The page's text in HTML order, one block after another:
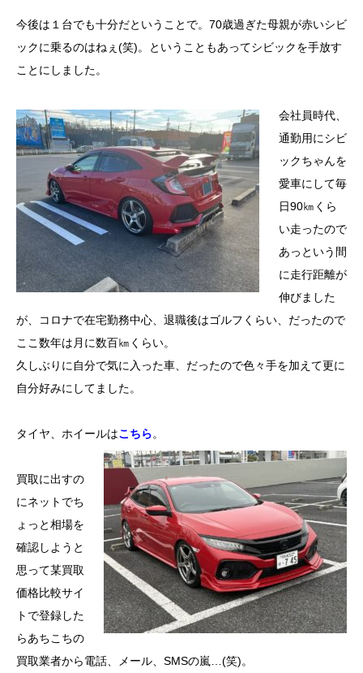
今後は１台でも十分だということで。70歳過ぎた母親が赤いシビ
ックに乗るのはねぇ(笑)。ということもあってシビックを手放す
ことにしました。
会社員時代、
通勤用にシビ
ックちゃんを
愛車にして毎
日90㎞くら
い走ったので
あっという間
に走行距離が
伸びました
が、コロナで在宅勤務中心、退職後はゴルフくらい、だったので
ここ数年は月に数百㎞くらい。
久しぶりに自分で気に入った車、だったので色々手を加えて更に
自分好みにしてました。
タイヤ、ホイールはこちら。
買取に出すの
にネットでち
ょっと相場を
確認しようと
思って某買取
価格比較サイ
トで登録した
らあちこちの
買取業者から電話、メール、SMSの嵐…(笑)。